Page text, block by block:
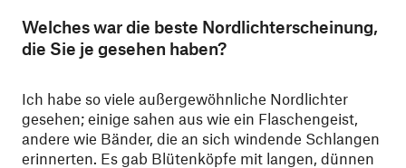
Welches war die beste Nordlichterscheinung,
die Sie je gesehen haben?
Ich habe so viele außergewöhnliche Nordlichter
gesehen; einige sahen aus wie ein Flaschengeist,
andere wie Bänder, die an sich windende Schlangen
erinnerten. Es gab Blütenköpfe mit langen, dünnen